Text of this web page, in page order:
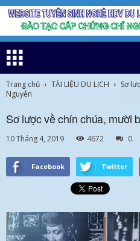
Trang chủ TÀI LIỆU DU LỊCH
Sơ
Nguyễn
Sơ lược về chín chúa, mười
10 Tháng 4, 2019 4672 0
Facebook Twitter